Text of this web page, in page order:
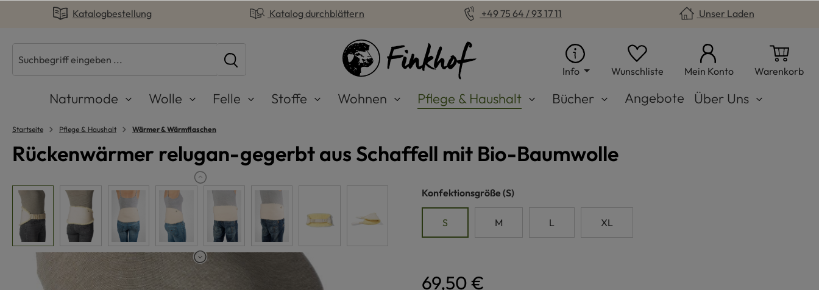
Zur Hauptnavigation springen
Katalogbestellung Katalog durchblättern +49 75 64 / 93 17 11 Unser Laden
Info Wunschliste Du hast 0 Produkte auf dem
Mein Konto Warenkorb
Naturmode Wolle Felle Stoffe Wohnen Pflege & Haushalt Bücher Angebote Über Uns
Startseite Pflege & Haushalt Wärmer & Wärmflaschen
Rückenwärmer relugan-gegerbt aus Schaffell mit Bio-Baumwolle
Bildergalerie überspringen Konfektionsgröße auswählen
(S)
S M L XL
69,50 €